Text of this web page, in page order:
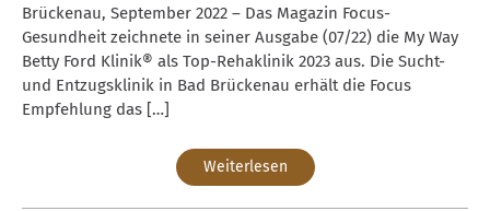
Brückenau, September 2022 – Das Magazin Focus-
Gesundheit zeichnete in seiner Ausgabe (07/22) die My Way
Betty Ford Klinik® als Top-Rehaklinik 2023 aus. Die Sucht-
und Entzugsklinik in Bad Brückenau erhält die Focus
Empfehlung das […]
Weiterlesen